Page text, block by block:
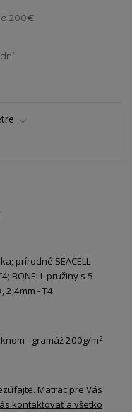
200€
prírodné SEACELL
BONELL pružiny s 5
2,4mm - T4
- gramáž 200g/m2
Matrac pre Vás
kontaktovať a všetko